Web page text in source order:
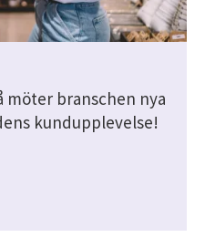
möter branschen nya
kundupplevelse!